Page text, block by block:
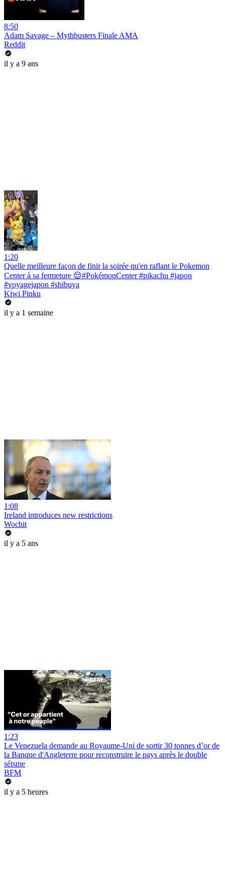
8:50
Adam Savage – Mythbusters Finale AMA
Reddit
il y a 9 ans
1:20
Quelle meilleure façon de finir la soirée qu'en raflant le Pokemon
Center à sa fermeture 😌#PokémonCenter #pikachu #japon
#voyagejapon #shibuya
Kiwi Pinku
il y a 1 semaine
1:08
Ireland introduces new restrictions
Wochit
il y a 5 ans
1:23
Le Venezuela demande au Royaume-Uni de sortir 30 tonnes d’or de
la Banque d'Angleterre pour reconstruire le pays après le double
séisme
BFM
il y a 5 heures